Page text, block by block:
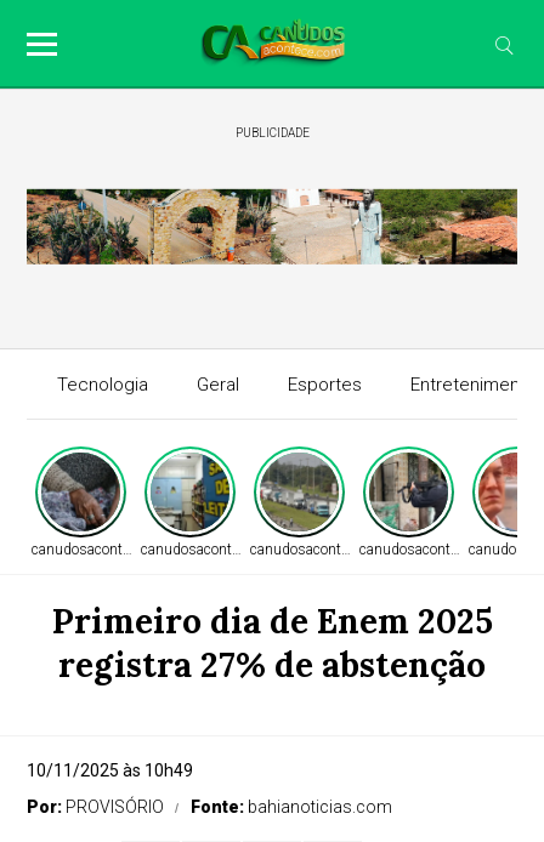
PUBLICIDADE
Tecnologia Geral Esportes Entretenimento
canudosacontece.comcanudosacontece.comcanudosacontece.comcanudosacontece.com
Primeiro dia de Enem 2025
registra 27% de abstenção
10/11/2025 às 10h49
Por: PROVISÓRIO Fonte: bahianoticias.com